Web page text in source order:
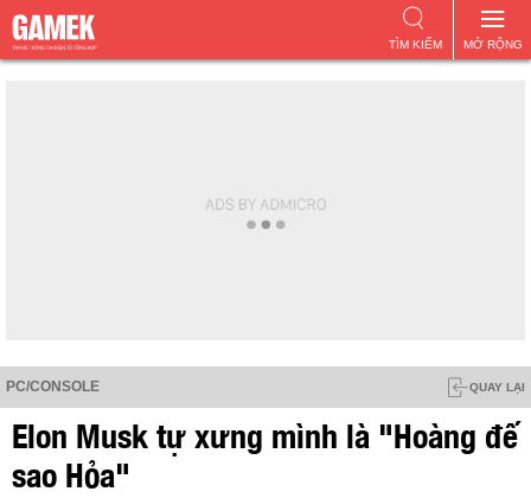
MỞ RỘNG
TÌM KIẾM
PC/CONSOLE QUAY LẠI
Elon Musk tự xưng mình là "Hoàng đế
sao Hỏa"